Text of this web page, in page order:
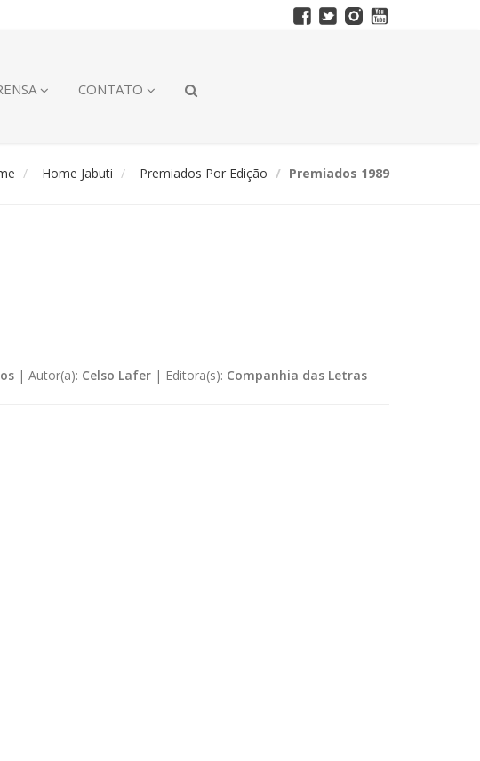
CONTATO
Home Jabuti Premiados Por Edição Premiados 1989
| Autor(a): Celso Lafer| Editora(s): Companhia das Letras